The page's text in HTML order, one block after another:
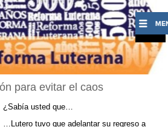
para evitar el caos
¿Sabía usted que…
…Lutero tuvo que adelantar su regreso a